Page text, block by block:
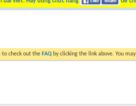
to check out the FAQ by clicking the link above. You